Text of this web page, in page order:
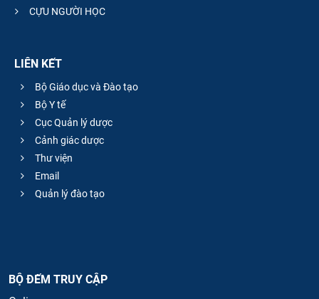
CỰU NGƯỜI HỌC
LIÊN KẾT
Bộ Giáo dục và Đào tạo
Bộ Y tế
Cục Quản lý dược
Cảnh giác dược
Thư viện
Email
Quản lý đào tạo
BỘ ĐẾM TRUY CẬP